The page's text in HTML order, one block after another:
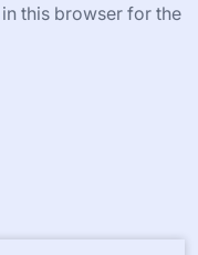
this browser for the